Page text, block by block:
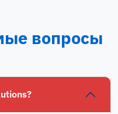
вопросы